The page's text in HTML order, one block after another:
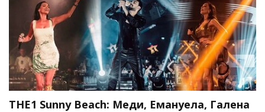
THE1 Sunny Beach: Меди, Емануела, Галена